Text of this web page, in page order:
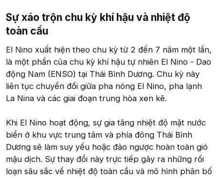
Sự xáo trộn chu kỳ khí hậu và nhiệt độ
toàn cầu​
El Nino xuất hiện theo chu kỳ từ 2 đến 7 năm một lần,
là một phần của chu kỳ khí hậu tự nhiên El Nino - Dao
động Nam (ENSO) tại Thái Bình Dương. Chu kỳ này
liên tục chuyển đổi giữa pha nóng El Nino, pha lạnh
La Nina và các giai đoạn trung hòa xen kẽ.
Khi El Nino hoạt động, sự gia tăng nhiệt độ mặt nước
biển ở khu vực trung tâm và phía đông Thái Bình
Dương sẽ làm suy yếu hoặc đảo ngược hoàn toàn gió
mậu dịch. Sự thay đổi này trực tiếp gây ra những rối
loạn sâu sắc về nhiệt độ toàn cầu và mô hình phân bố